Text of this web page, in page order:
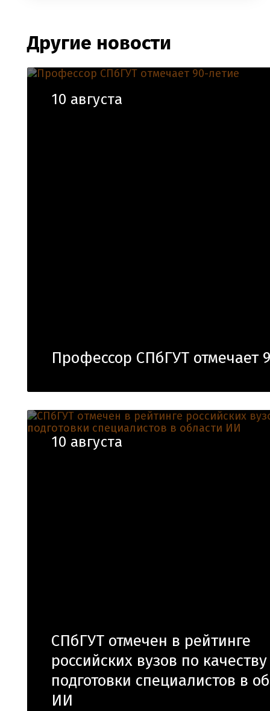
Другие новости
10 августа
Профессор СПбГУТ отмечает
10 августа
СПбГУТ отмечен в рейтинге
российских вузов по качеству
подготовки специалистов в
ИИ